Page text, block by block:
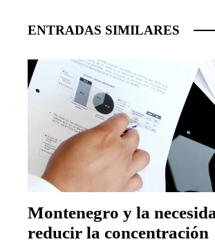
ENTRADAS SIMILARES
Montenegro y la
reducir la concentración